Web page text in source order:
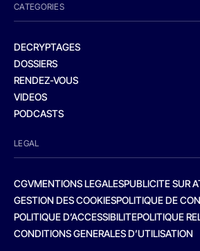
CATEGORIES
DECRYPTAGES
DOSSIERS
RENDEZ-VOUS
VIDEOS
PODCASTS
LEGAL
CGVMENTIONS LEGALESPUBLICITE SUR
GESTION DES COOKIESPOLITIQUE DE
POLITIQUE D’ACCESSIBILITEPOLITIQUE
CONDITIONS GENERALES D’UTILISATION